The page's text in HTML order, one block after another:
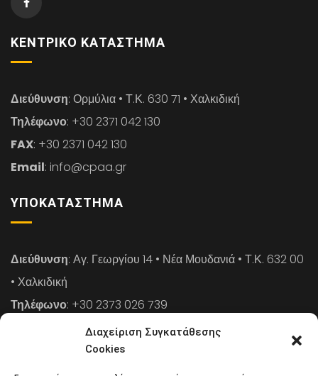
Διαχείριση Συγκατάθεσης
Cookies
ΚΕΝΤΡΙΚΌ ΚΑΤΆΣΤΗΜΑ
Διεύθυνση: Ορμύλια • Τ.Κ. 630 71 • Χαλκιδική
Τηλέφωνο: +30 2371 042 130
FAX: +30 2371 042 130
Email: info@cpaa.gr
ΥΠΟΚΑΤΆΣΤΗΜΑ
Διεύθυνση: Αγ. Γεωργίου 14 • Νέα Μουδανιά • Τ.Κ. 632 00
• Χαλκιδική
Τηλέφωνο: +30 2373 026 739
: +30 2373 026 739
: info@cpaa.gr